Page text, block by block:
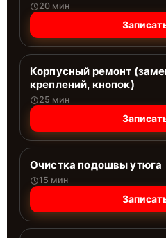
20 мин
Корпусный ремонт
креплений, кнопок)
25 мин
Очистка подошвы утюга
15 мин